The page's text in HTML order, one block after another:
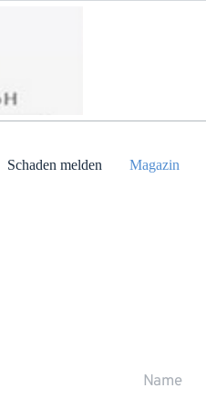
Schaden melden Magazin